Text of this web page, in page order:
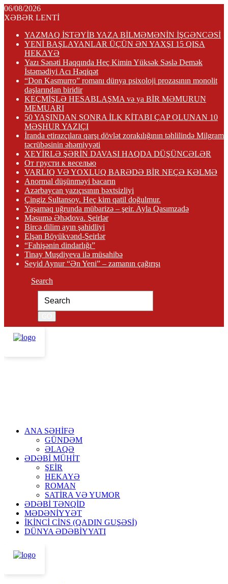
06/08/2026
XƏBƏR LENTİ
YAZMAQ İSTƏYİB YAZA BİLMƏMƏNİN İŞGƏNCƏSİ
YENİ BAŞLAYANLAR ÜÇÜN ƏN YAXŞI 15 QISA
HEKAYƏ
Yazı Sənəti Haqqında Heç Kimin Yüksək Səslə Demək
İstəmədiyi Acı Həqiqət
“Don Kasmurro” romanı dünya psixoloji prozasının monolit
daşlarından biridir
KEÇMİŞLƏ HESABLAŞMA və ya BİR MƏMURUN
MEMUARI
50 YAŞINDAN SONRA İLK KİTABI ÇAP OLUNAN 10
MƏŞHUR YAZIÇI
İranda etirazçılara qarşı dövlət zorakılığının təhlilində Milgram
təcrübəsinin əhəmiyyəti
XEYİRLƏ ŞƏRİN DAVASI HAQDA DÜŞÜNCƏLƏR
От грусти к веселью
VARLIQ VƏ YOXLUQ BARƏDƏ BİR NEÇƏ KƏLMƏ
Anormal düşünməyi bacarın
Azərbaycan yazıçısının bəxtsizliyi
Çingiz Sultansoy. Heç kim qatil doğulmur.
Yaşamaq uğrunda mübarizə – şeir. Ayla Qasımzadə
Məsumə Əhədova. Şeirlər
Bircə dilim ayın şahidliyi
Elşən Böyükvənd-Şeirlər
“Fahişənin dindarlığı”
Tinay Muşdiyeva ilə müsahibə
Seyid Aynur “Ən Yeni” – zamanın çağırışı
Search
ANA SƏHİFƏ
GÜNDƏM
ƏLAQƏ
ƏDƏBİ MÜHİT
ŞEİR
HEKAYƏ
ROMAN
SATİRA VƏ YUMOR
ƏDƏBİ TƏNQİD
MƏDƏNİYYƏT
İKİNCİ CİNS (QADIN GUŞƏSİ)
DÜNYA ƏDƏBİYYATI